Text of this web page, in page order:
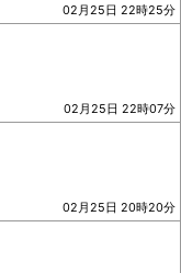
02月25日 22時25分
02月25日 22時07分
02月25日 20時20分